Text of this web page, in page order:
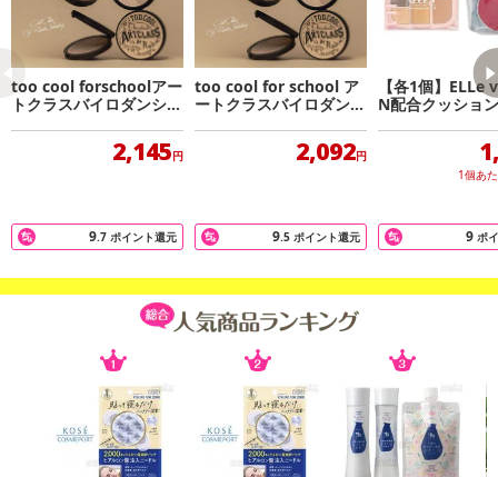
涙袋メイクやアイシャドウ、チークとしてもマルチに使える、韓国
発の多機能アイペンシル。
涙袋からシャドウ、チークまでフロッタージュ1つで完成！空気のよ
うに軽いマルチペンシル。
too cool forschoolアー
トクラスバイロダンシェ
2,145円
9.7 ポイント還元
too cool for school ア
ートクラスバイロダンシ
2,092円
9.5 ポイント還元
【各1個】ELLe
N配合クッショ
1個あ
9 ポ